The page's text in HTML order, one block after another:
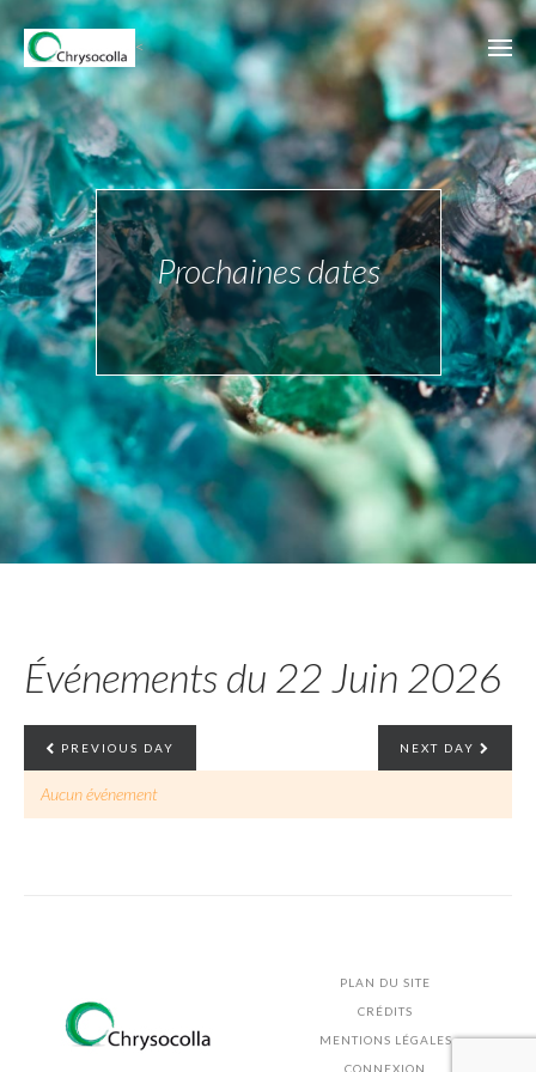
<
Prochaines dates
Événements du 22 Juin 2026
PREVIOUS DAY NEXT DAY
Aucun événement
PLAN DU SITE
CRÉDITS
MENTIONS LÉGALES
CONNEXION